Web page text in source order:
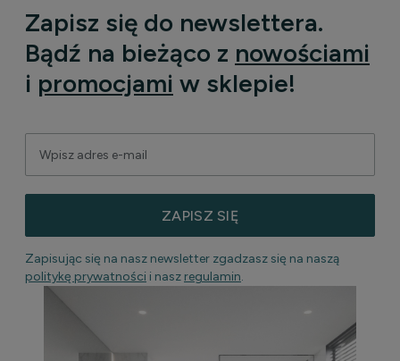
Zapisz się do newslettera.
Bądź na bieżąco z nowościami
i promocjami w sklepie!
ZAPISZ SIĘ
Zapisując się na nasz newsletter zgadzasz się na naszą
politykę prywatności i nasz regulamin.